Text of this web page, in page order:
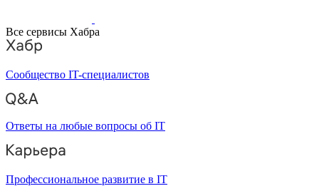
Все сервисы Хабра
Сообщество IT-специалистов
Ответы на любые вопросы об IT
Профессиональное развитие в IT